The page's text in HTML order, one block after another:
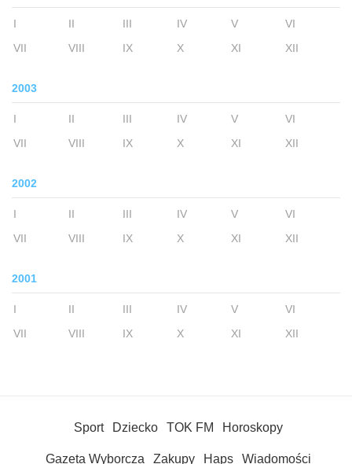
I II III IV V
VI
VII
VIII IX X XI XII
2003
I II III IV V
VI
VII
VIII IX X XI XII
2002
I II III IV V
VI
VII
VIII IX X XI XII
2001
I II III IV V
VI
VII
VIII IX X XI XII
Sport Dziecko TOK FM Horoskopy
Gazeta Wyborcza Zakupy Haps Wiadomości